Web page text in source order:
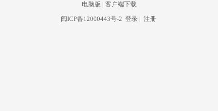
电脑版 | 客户端下载
闽ICP备12000443号-2 登录 | 注册